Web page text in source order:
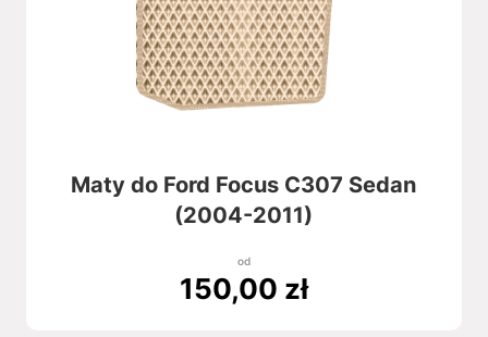
Maty do Ford Focus C307 Sedan
(2004-2011)
od
150,00 zł